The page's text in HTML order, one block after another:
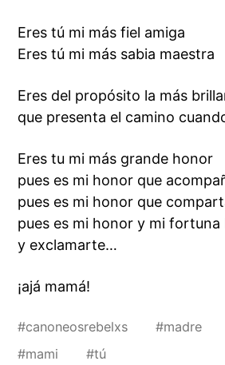
Eres tú mi más fiel amiga
Eres tú mi más sabia maestra
Eres del propósito la más
que presenta el camino
Eres tu mi más grande honor
pues es mi honor que
pues es mi honor que
pues es mi honor y mi fortuna
y exclamarte…
¡ajá mamá!
#canoneosrebelxs #madre
#mami #tú